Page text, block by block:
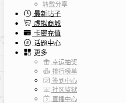
转载分享
最新帖子
虚拟商城
卡密充值
话题中心
更多
幸运抽奖
排行榜单
签到中心
社区监狱
直播中心